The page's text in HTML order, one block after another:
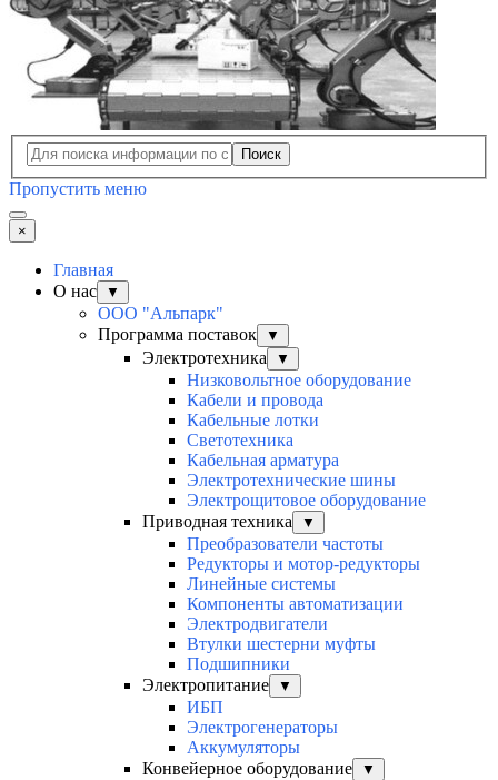
Поиск
Пропустить меню
×
Главная
О нас
▼
ООО "Альпарк"
Программа поставок
▼
Электротехника ▼
Низковольтное оборудование
Кабели и провода
Кабельные лотки
Светотехника
Кабельная арматура
Электротехнические шины
Электрощитовое оборудование
Приводная техника
▼
Преобразователи частоты
Редукторы и мотор-редукторы
Линейные системы
Компоненты автоматизации
Электродвигатели
Втулки шестерни муфты
Подшипники
Электропитание
▼
ИБП
Электрогенераторы
Аккумуляторы
Конвейерное оборудование
▼